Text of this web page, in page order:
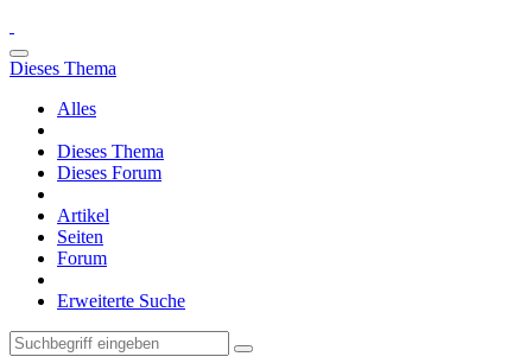
Dieses Thema
Alles
Dieses Thema
Dieses Forum
Artikel
Seiten
Forum
Erweiterte Suche